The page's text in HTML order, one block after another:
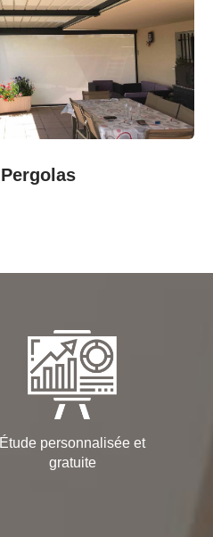
Pergolas
Étude personnalisée et
gratuite